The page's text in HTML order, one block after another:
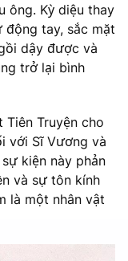
ông. Kỳ diệu thay
tay, sắc mặt
dậy được và
trở lại bình
Tiên Truyện cho
với Sĩ Vương và
kiện này phản
và sự tôn kính
là một nhân vật